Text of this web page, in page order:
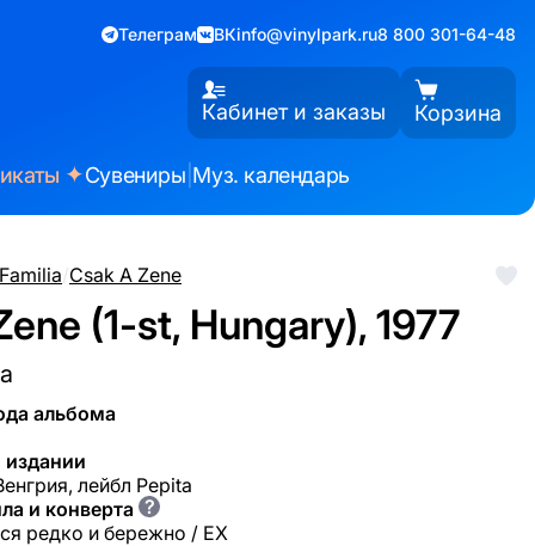
Телеграм ВКinfo@vinylpark.ru8 800 301-64-48
Кабинет и заказы Корзина
✦Сувениры Муз. календарь
/Csak A Zene
(1-st, Hungary), 1977
альбома
лейбл Pepita
и конверта ?
редко и бережно / EX